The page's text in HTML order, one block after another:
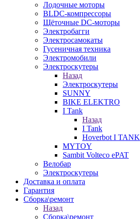
Лодочные моторы
BLDC-компрессоры
Щёточные DC-моторы
Электробагги
Электросамокаты
Гусеничная техника
Электромобили
Электроскутеры
Назад
Электроскутеры
SUNNY
BIKE ELEKTRO
I Tank
Назад
I Tank
Hoverbot I TANK
MYTOY
Sambit Volteco ePAT
Велобар
Электроскутеры
Доставка и оплата
Гарантия
Сборка\ремонт
Назад
Сборка\ремонт